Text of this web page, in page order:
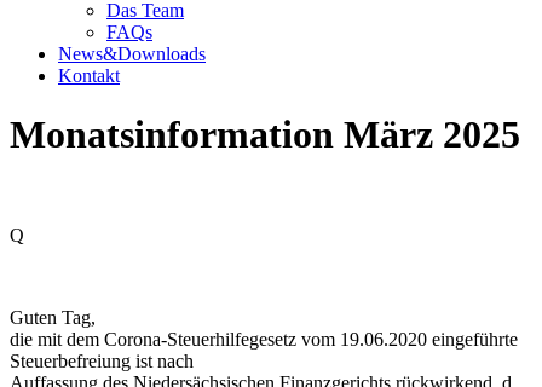
Das Team
FAQs
News&Downloads
Kontakt
Monatsinformation März 2025
Q
Guten Tag,
die mit dem Corona-Steuerhilfegesetz vom 19.06.2020 eingeführte
Steuerbefreiung ist nach
Auffassung des Niedersächsischen Finanzgerichts rückwirkend, d.